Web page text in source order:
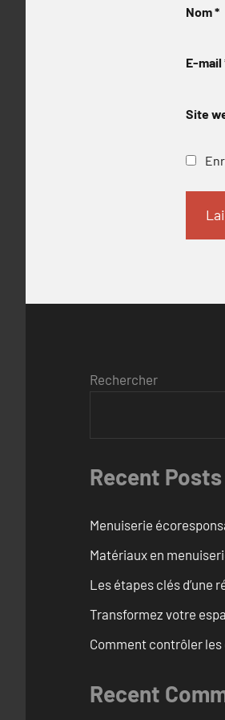
Nom*
E-mail
Site
Rechercher
Recent Posts
Menuiserie
Matériaux en
Les étapes clés d’une
Transformez votre
Comment contrôler
Recent